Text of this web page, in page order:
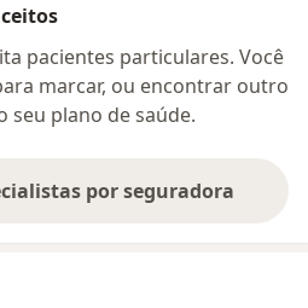
pacientes particulares. Você
marcar, ou encontrar outro
seu plano de saúde.
por seguradora